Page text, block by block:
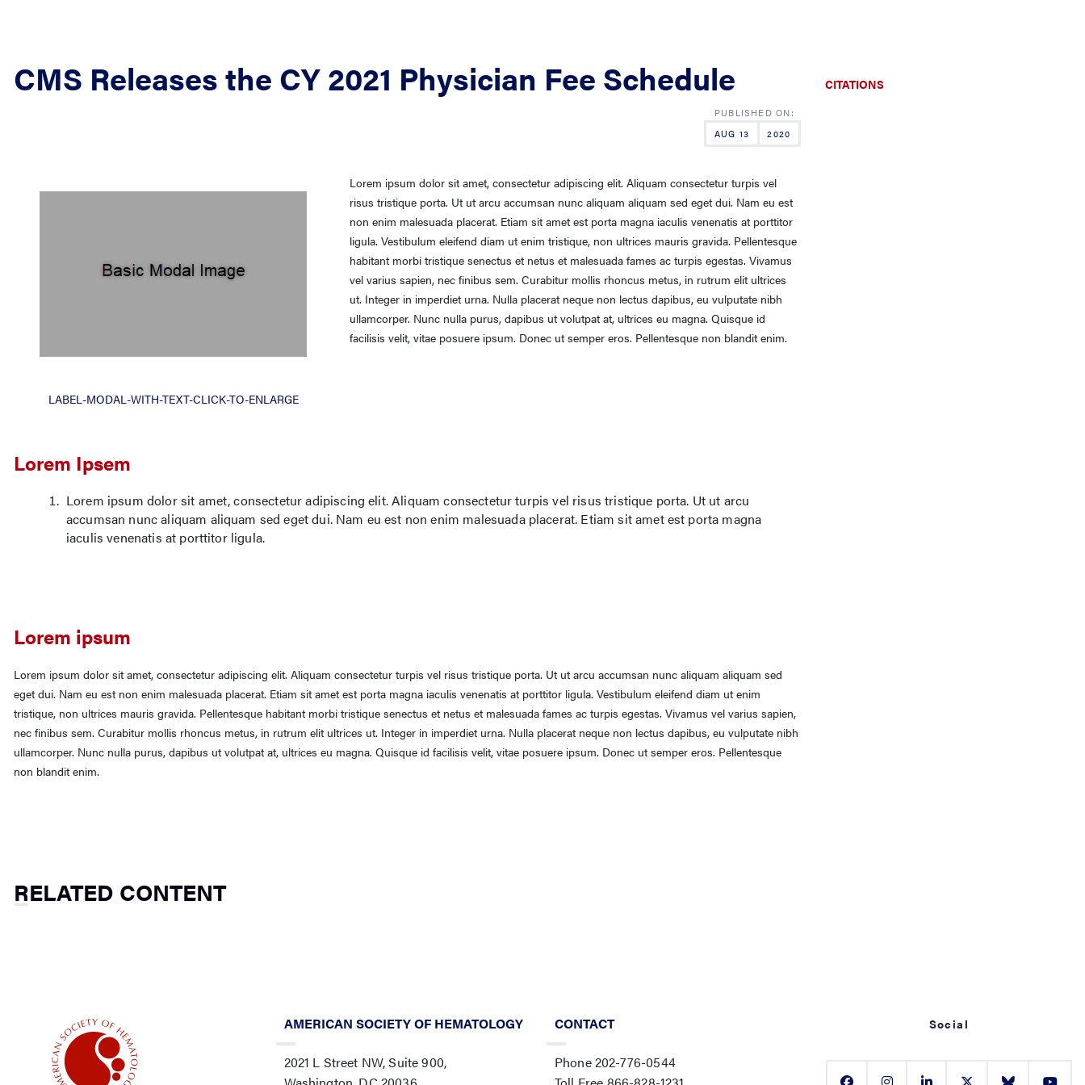
CMS Releases the CY 2021 Physician Fee Schedule
AUG 13 2020
LABEL-MODAL-WITH-TEXT-CLICK-TO-ENLARGE
Lorem ipsum dolor sit amet, consectetur adipiscing elit. Aliquam consectetur turpis vel
risus tristique porta. Ut ut arcu accumsan nunc aliquam aliquam sed eget dui. Nam eu est
non enim malesuada placerat. Etiam sit amet est porta magna iaculis venenatis at porttitor
ligula. Vestibulum eleifend diam ut enim tristique, non ultrices mauris gravida. Pellentesque
habitant morbi tristique senectus et netus et malesuada fames ac turpis egestas. Vivamus
vel varius sapien, nec finibus sem. Curabitur mollis rhoncus metus, in rutrum elit ultrices
ut. Integer in imperdiet urna. Nulla placerat neque non lectus dapibus, eu vulputate nibh
ullamcorper. Nunc nulla purus, dapibus ut volutpat at, ultrices eu magna. Quisque id
facilisis velit, vitae posuere ipsum. Donec ut semper eros. Pellentesque non blandit enim.
Lorem Ipsem
Lorem ipsum dolor sit amet, consectetur adipiscing elit. Aliquam consectetur turpis vel risus tristique porta. Ut ut arcu
accumsan nunc aliquam aliquam sed eget dui. Nam eu est non enim malesuada placerat. Etiam sit amet est porta magna
iaculis venenatis at porttitor ligula.
Lorem ipsum
Lorem ipsum dolor sit amet, consectetur adipiscing elit. Aliquam consectetur turpis vel risus tristique porta. Ut ut arcu accumsan nunc aliquam aliquam sed
eget dui. Nam eu est non enim malesuada placerat. Etiam sit amet est porta magna iaculis venenatis at porttitor ligula. Vestibulum eleifend diam ut enim
tristique, non ultrices mauris gravida. Pellentesque habitant morbi tristique senectus et netus et malesuada fames ac turpis egestas. Vivamus vel varius sapien,
nec finibus sem. Curabitur mollis rhoncus metus, in rutrum elit ultrices ut. Integer in imperdiet urna. Nulla placerat neque non lectus dapibus, eu vulputate nibh
ullamcorper. Nunc nulla purus, dapibus ut volutpat at, ultrices eu magna. Quisque id facilisis velit, vitae posuere ipsum. Donec ut semper eros. Pellentesque
non blandit enim.
CITATIONS
RELATED CONTENT
AMERICAN SOCIETY OF HEMATOLOGY
2021 L Street NW, Suite 900,
CONTACT
Phone 202-776-0544
Social